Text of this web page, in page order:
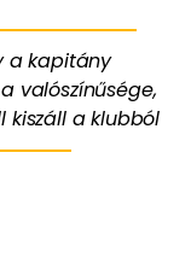
a kapitány
valószínűsége,
kiszáll a klubból